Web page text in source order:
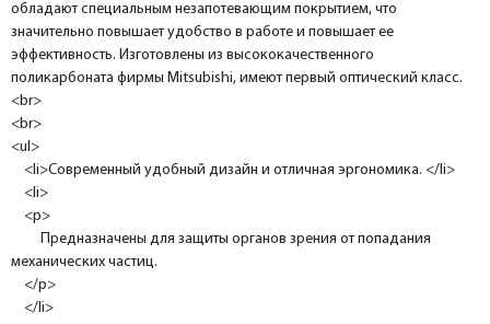
обладают специальным незапотевающим покрытием, что
значительно повышает удобство в работе и повышает ее
эффективность. Изготовлены из высококачественного
поликарбоната фирмы Mitsubishi, имеют первый оптический класс.
<br>
<br>
<ul>
<li>Современный удобный дизайн и отличная эргономика. </li>
<li>
<p>
Предназначены для защиты органов зрения от попадания
механических частиц.
</p>
</li>